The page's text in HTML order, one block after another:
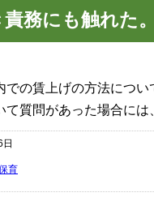
務にも触れた。
での賃上げの方法につ
て質問があった場合に
育